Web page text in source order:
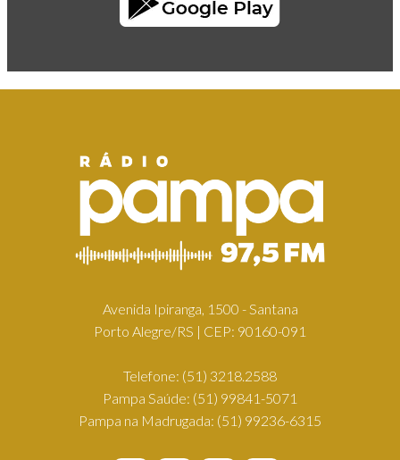
Avenida Ipiranga, 1500 - Santana
Porto Alegre/RS | CEP: 90160-091
Telefone: (51) 3218.2588
Pampa Saúde: (51) 99841-5071
Pampa na Madrugada: (51) 99236-6315